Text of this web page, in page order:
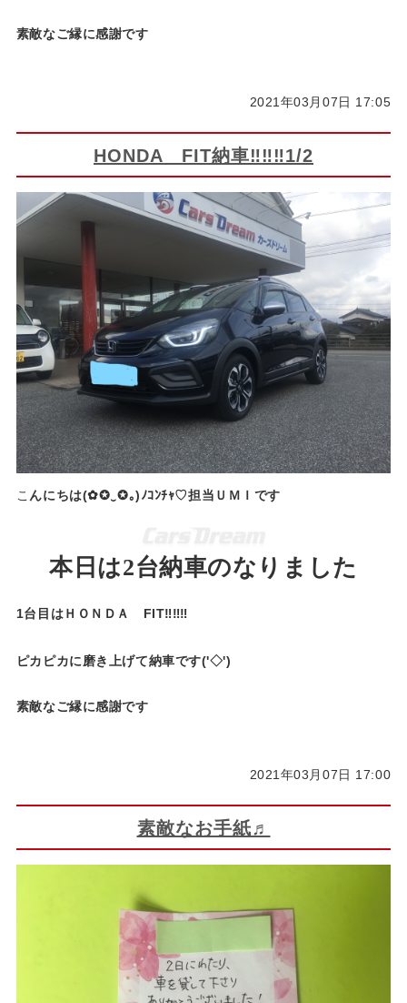
素敵なご縁に感謝です
2021年03月07日 17:05
HONDA FIT納車‼‼‼1/2
こ んにちは(✿✪‿✪｡)ﾉｺﾝﾁｬ♡担当ＵＭＩです
本日は2台納車のなりました
1台目はＨＯＮＤＡ FIT‼‼‼
ピカピカに磨き上げて納車です('◇')ゞ
素敵なご縁に感謝です
2021年03月07日 17:00
素敵なお手紙♬